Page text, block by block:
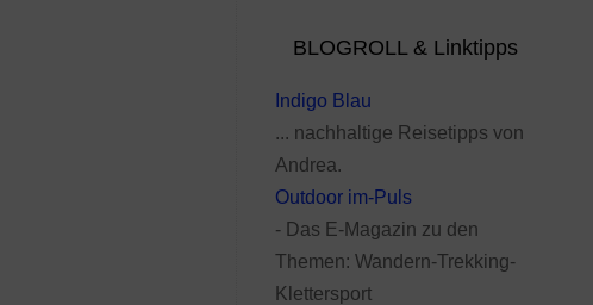
BLOGROLL & Linktipps
Indigo Blau
... nachhaltige Reisetipps von
Andrea.
Outdoor im-Puls
- Das E-Magazin zu den
Themen: Wandern-Trekking-
Klettersport